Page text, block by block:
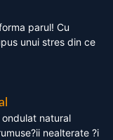
parul! Cu
unui stres din ce
natural
nealterate ?i